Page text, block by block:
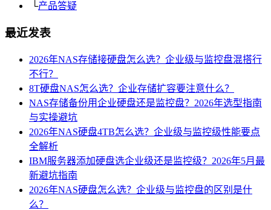
└产品答疑
最近发表
2026年NAS存储接硬盘怎么选？企业级与监控盘混搭行
不行？
8T硬盘NAS怎么选？企业存储扩容要注意什么？
NAS存储备份用企业硬盘还是监控盘？2026年选型指南
与实操避坑
2026年NAS硬盘4TB怎么选？企业级与监控级性能要点
全解析
IBM服务器添加硬盘选企业级还是监控级？2026年5月最
新避坑指南
2026年NAS硬盘怎么选？企业级与监控盘的区别是什
么？